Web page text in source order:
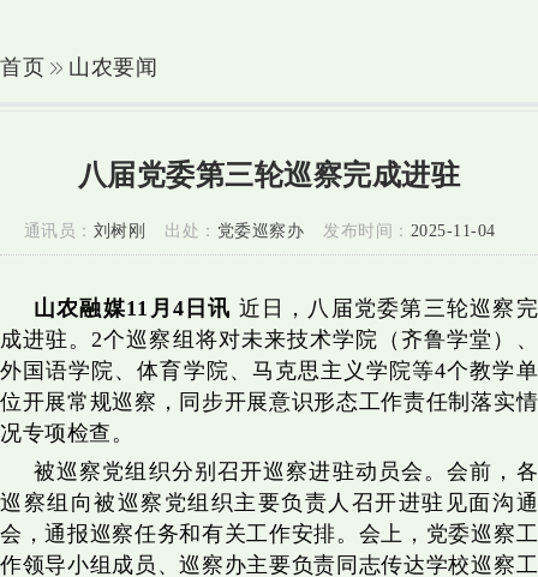
首页 山农要闻
八届党委第三轮巡察完成进驻
通讯员： 刘树刚 出处： 党委巡察办 发布时间： 2025-11-04
山农融媒11月4日讯 近日，八届党委第三轮巡察完
成进驻。2个巡察组将对未来技术学院（齐鲁学堂）、
外国语学院、体育学院、马克思主义学院等4个教学单
位开展常规巡察，同步开展意识形态工作责任制落实情
况专项检查。
被巡察党组织分别召开巡察进驻动员会。会前，各
巡察组向被巡察党组织主要负责人召开进驻见面沟通
会，通报巡察任务和有关工作安排。会上，党委巡察工
作领导小组成员、巡察办主要负责同志传达学校巡察工